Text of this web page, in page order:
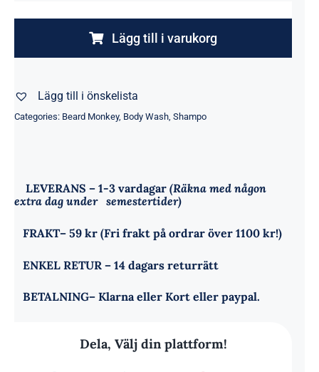
Body
Licorice
1000
Lägg till i varukorg
Lägg till i önskelista
Categories: Beard Monkey, Body Wash, Shampo
LEVERANS – 1-3 vardagar (Räkna med någon
extra dag under semestertider)
FRAKT– 59 kr (Fri frakt på ordrar över 1100 kr!)
ENKEL RETUR – 14 dagars returrätt
BETALNING– Klarna eller Kort eller paypal.
Dela, Välj din plattform!